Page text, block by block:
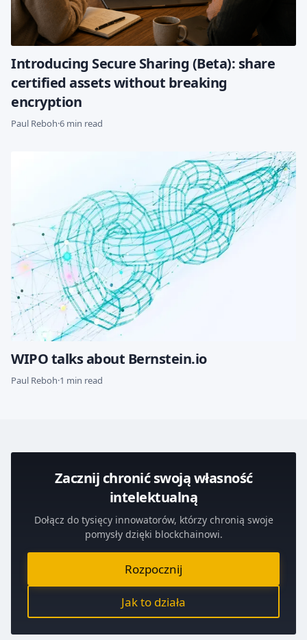
Introducing Secure Sharing (Beta): share
certified assets without breaking
encryption
Paul Reboh·6 min read
WIPO talks about Bernstein.io
Paul Reboh·1 min read
Zacznij chronić swoją własność
intelektualną
Dołącz do tysięcy innowatorów, którzy chronią swoje
pomysły dzięki blockchainowi.
Rozpocznij
Jak to działa